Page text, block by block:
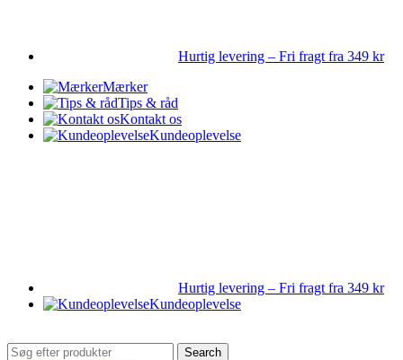
Hurtig levering – Fri fragt fra 349 kr
Mærker
Tips & råd
Kontakt os
Kundeoplevelse
Hurtig levering – Fri fragt fra 349 kr
Kundeoplevelse
Search